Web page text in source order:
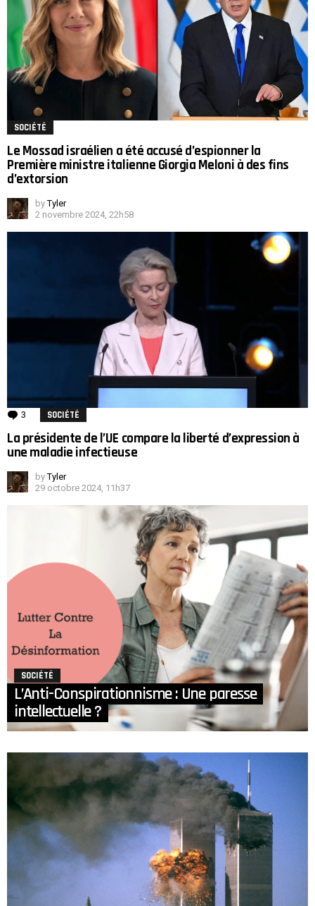
SOCIÉTÉ
Le Mossad israélien a été accusé d’espionner la
Première ministre italienne Giorgia Meloni à des fins
d’extorsion
by Tyler
2 novembre 2024, 22h58
3 Comments
SOCIÉTÉ
La présidente de l’UE compare la liberté d’expression à
une maladie infectieuse
by Tyler
29 octobre 2024, 11h37
SOCIÉTÉ
L’Anti-Conspirationnisme : Une paresse
intellectuelle ?